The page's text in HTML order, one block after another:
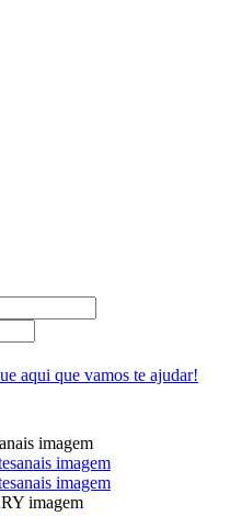
aqui que vamos te ajudar!
imagem
imagem